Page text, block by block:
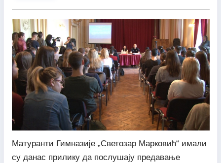
Матуранти Гимназије „Светозар Марковић“ имали
су данас прилику да послушају предавање